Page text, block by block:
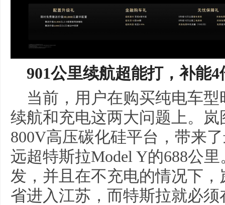
901公里续航超能打，补能
当前，用户在购买纯电车
续航和充电这两大问题上。
800V高压碳化硅平台，带来
远超特斯拉Model Y的688公
发，并且在不充电的情况下
省进入江苏，而特斯拉就必